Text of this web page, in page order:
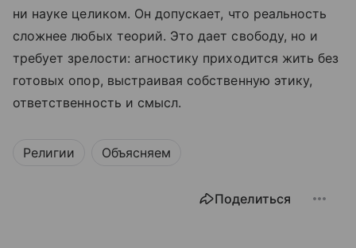
ни науке целиком. Он допускает, что реальность
сложнее любых теорий. Это дает свободу, но и
требует зрелости: агностику приходится жить без
готовых опор, выстраивая собственную этику,
ответственность и смысл.
Религии Объясняем
Поделиться